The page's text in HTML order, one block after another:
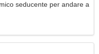
seducente per andare a